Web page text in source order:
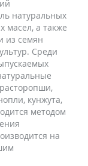
натуральных
масел, а также
из семян
Среди
кунжута,
методом
на